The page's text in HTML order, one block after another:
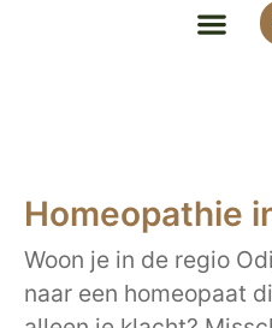
Homeopathie
Woon je in de regio
naar een homeopaat